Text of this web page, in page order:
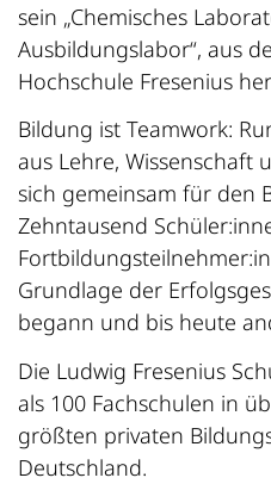
sein „Chemisches
Ausbildungslabor“, aus
Hochschule Fresenius
Bildung ist Teamwork:
aus Lehre, Wissenschaft
sich gemeinsam für den
Zehntausend
Grundlage der
begann und bis heute
Die Ludwig Fresenius
als 100 Fachschulen in
größten privaten
Deutschland.